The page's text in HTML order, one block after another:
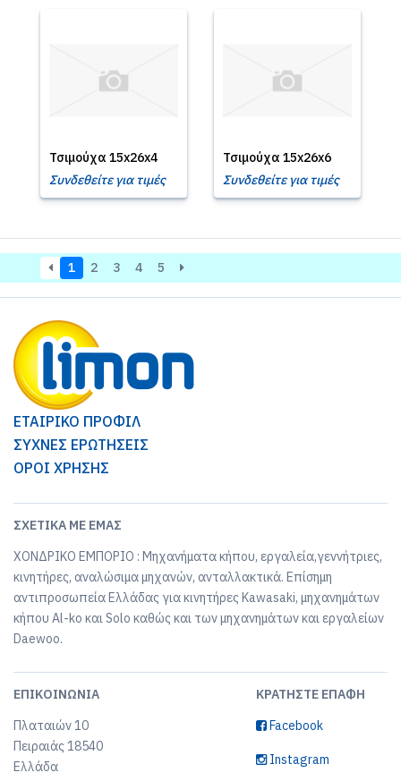
Τσιμούχα 15x26x4
Συνδεθείτε για τιμές
Τσιμούχα 15x26x6
Συνδεθείτε για τιμές
1 2 3 4 5
ΕΤΑΙΡΙΚΟ ΠΡΟΦΙΛ
ΣΥΧΝΕΣ ΕΡΩΤΗΣΕΙΣ
ΟΡΟΙ ΧΡΗΣΗΣ
ΣΧΕΤΙΚΆ ΜΕ ΕΜΆΣ
ΧΟΝΔΡΙΚΟ ΕΜΠΟΡΙΟ : Μηχανήματα κήπου, εργαλεία,γεννήτριες,
κινητήρες, αναλώσιμα μηχανών, ανταλλακτικά. Επίσημη
αντιπροσωπεία Ελλάδας για κινητήρες Kawasaki, μηχανημάτων
κήπου Al-ko και Solo καθώς και των μηχανημάτων και εργαλείων
Daewoo.
ΕΠΙΚΟΙΝΩΝΊΑ
Πλαταιών 10
Πειραιάς 18540
Ελλάδα
ΚΡΑΤΉΣΤΕ ΕΠΑΦΉ
Facebook
Instagram